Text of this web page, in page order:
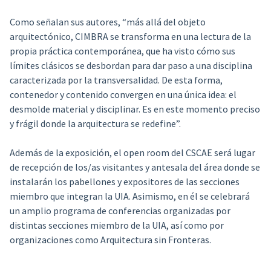
Como señalan sus autores, “más allá del objeto
arquitectónico, CIMBRA se transforma en una lectura de la
propia práctica contemporánea, que ha visto cómo sus
límites clásicos se desbordan para dar paso a una disciplina
caracterizada por la transversalidad. De esta forma,
contenedor y contenido convergen en una única idea: el
desmolde material y disciplinar. Es en este momento preciso
y frágil donde la arquitectura se redefine”.
Además de la exposición, el open room del CSCAE será lugar
de recepción de los/as visitantes y antesala del área donde se
instalarán los pabellones y expositores de las secciones
miembro que integran la UIA. Asimismo, en él se celebrará
un amplio programa de conferencias organizadas por
distintas secciones miembro de la UIA, así como por
organizaciones como Arquitectura sin Fronteras.